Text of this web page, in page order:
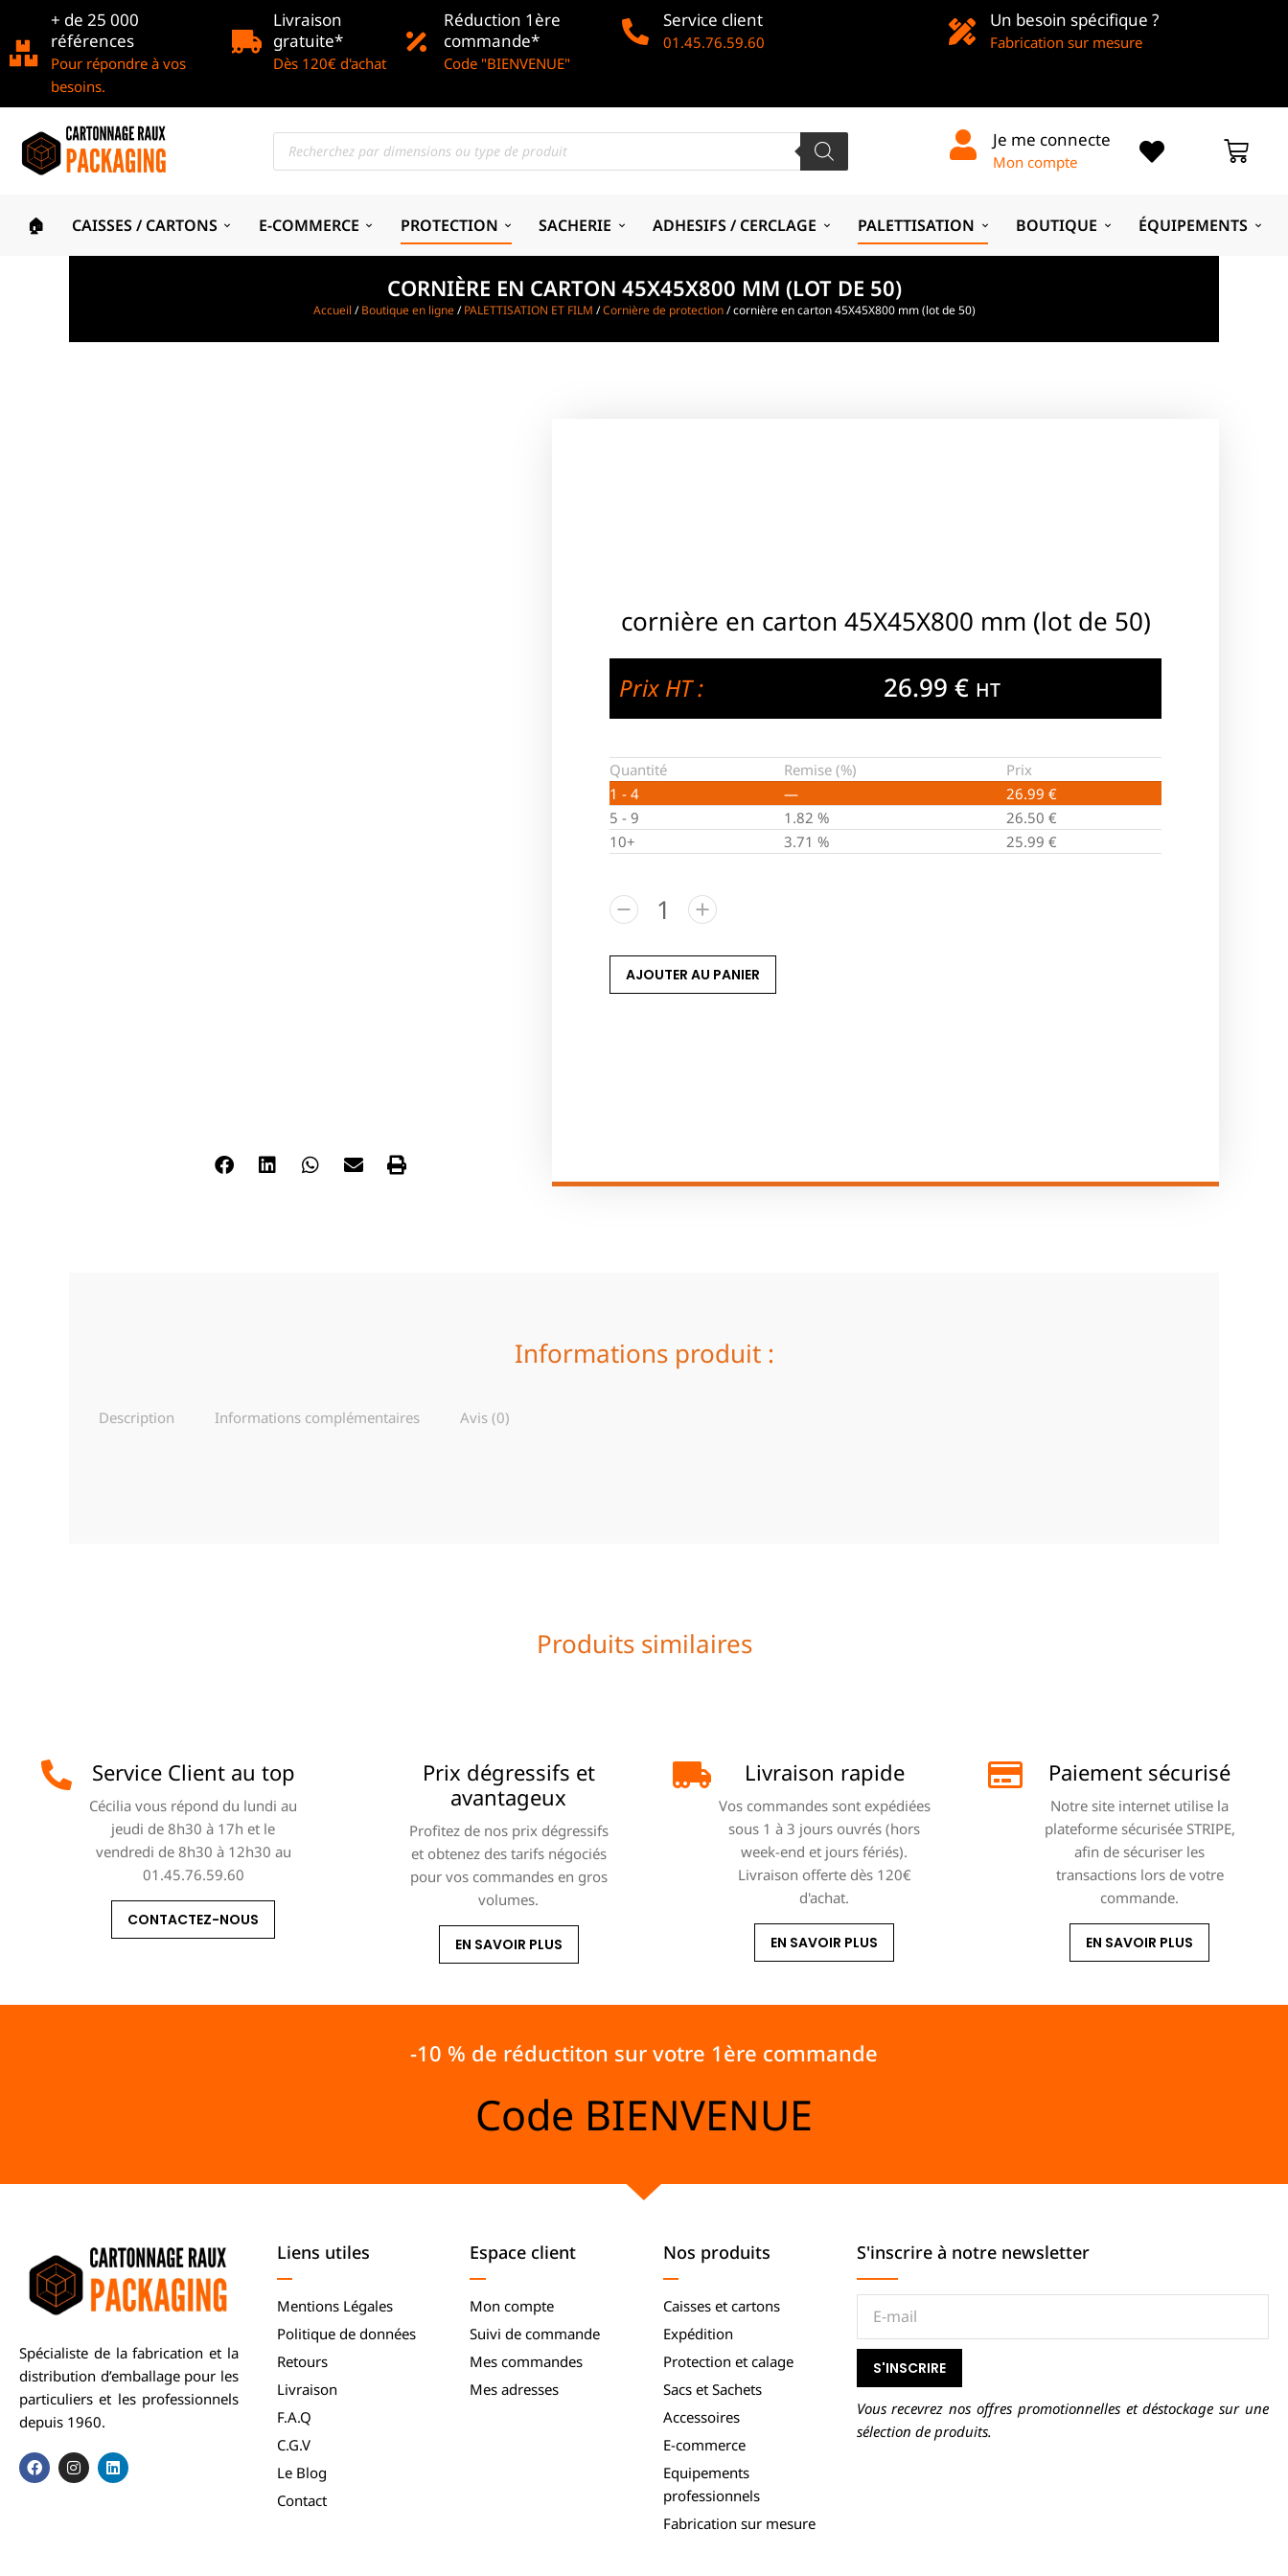
+ de 25 000
références
Pour répondre à vos
besoins.
Livraison
gratuite*
Dès 120€ d'achat
Réduction 1ère
commande*
Code "BIENVENUE"
Service client
01.45.76.59.60
Un besoin spécifique ?
Fabrication sur mesure
Je me connecte
Mon compte
🏠 CAISSES / CARTONS E-COMMERCE PROTECTION SACHERIE ADHESIFS / CERCLAGE PALETTISATION BOUTIQUE ÉQUIPEMENTS
CORNIÈRE EN CARTON 45X45X800 MM (LOT DE 50)
Accueil /Boutique en ligne/PALETTISATION ET FILM /Cornière de protection/ cornière en carton 45X45X800 mm (lot de 50)
cornière en carton 45X45X800 mm (lot de 50)
Prix HT : 26.99€ HT
Quantité Remise (%)
Prix
1 - 4
— 26.99 €
5 - 9
1.82 % 26.50 €
10+
3.71 % 25.99 €
AJOUTER AU PANIER
Informations produit :
Description Informations complémentaires Avis (0)
Produits similaires
Service Client au top
Cécilia vous répond du lundi au
jeudi de 8h30 à 17h et le
vendredi de 8h30 à 12h30 au
01.45.76.59.60
CONTACTEZ-NOUS
Prix dégressifs et
avantageux
Profitez de nos prix dégressifs
et obtenez des tarifs négociés
pour vos commandes en gros
volumes.
EN SAVOIR PLUS
Livraison rapide
Vos commandes sont expédiées
sous 1 à 3 jours ouvrés (hors
week-end et jours fériés).
Livraison offerte dès 120€
d'achat.
EN SAVOIR PLUS
Paiement sécurisé
Notre site internet utilise la
plateforme sécurisée STRIPE,
afin de sécuriser les
transactions lors de votre
commande.
EN SAVOIR PLUS
-10 % de réductiton sur votre 1ère commande
Code BIENVENUE
Spécialiste de la fabrication et la
distribution d’emballage pour les
particuliers et les professionnels
depuis 1960.
Liens utiles
Mentions Légales
Politique de données
Retours
Livraison
F.A.Q
C.G.V
Le Blog
Contact
Espace client
Mon compte
Suivi de commande
Mes commandes
Mes adresses
Nos produits
Caisses et cartons
Expédition
Protection et calage
Sacs et Sachets
Accessoires
E-commerce
Equipements
professionnels
Fabrication sur mesure
S'inscrire à notre newsletter
S'INSCRIRE
Vous recevrez nos offres promotionnelles et déstockage sur une
sélection de produits.